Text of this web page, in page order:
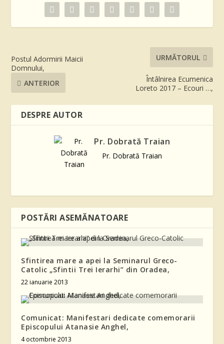
Postul Adormirii Maicii
Domnului,
ANTERIOR
URMĂTORUL
Întâlnirea Ecumenica
Loreto 2017 – Ecouri …,
DESPRE AUTOR
Pr. Dobrată Traian
Pr. Dobrată Traian
POSTĂRI ASEMĂNATOARE
Sfintirea mare a apei la Seminarul Greco-
Catolic „Sfintii Trei Ierarhi” din Oradea,
22 ianuarie 2013
Comunicat: Manifestari dedicate comemorarii
Episcopului Atanasie Anghel,
4 octombrie 2013